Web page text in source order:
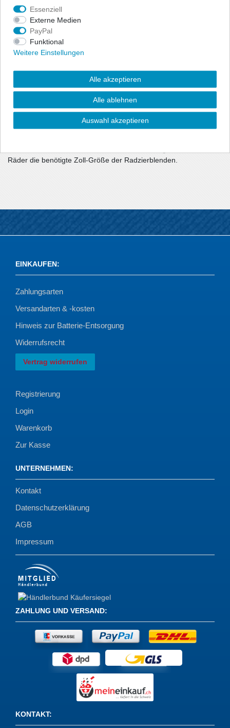
Damit Stahlfelgen-Räder attraktiver gestaltet werden können,
bietet unser Lieferprogramm eine große Anzahl an
unterschiedlichen Radzierblenden in allen gängigen Größen,
universell, für fast alle PKW, Transporter und LKW passend.
Radblenden aus hochwertigem ABS-Kunststoff
hochwertige Lackierung
Ein Satz für PKW/Transporter besteht aus vier
Radzierblenden
bei LKW 22,5" Verpackung/Verkauf achsweise mit 2
Blenden, da VA und HA unterschiedliche Bauart haben.
Räder die benötigte Zoll-Größe der Radzierblenden.
EINKAUFEN:
Zahlungsarten
Versandarten & -kosten
Hinweis zur Batterie-Entsorgung
Widerrufsrecht
Vertrag widerrufen
Registrierung
Login
Warenkorb
Zur Kasse
UNTERNEHMEN:
Kontakt
Datenschutzerklärung
AGB
Impressum
ZAHLUNG UND VERSAND:
KONTAKT:
Essenziell
Externe Medien
PayPal
Funktional
Weitere Einstellungen
Alle akzeptieren
Alle ablehnen
Auswahl akzeptieren